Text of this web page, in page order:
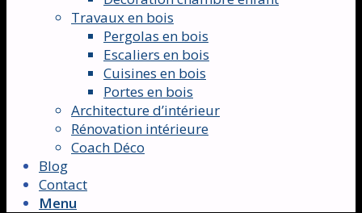
Travaux en bois
Pergolas en bois
Escaliers en bois
Cuisines en bois
Portes en bois
Architecture d’intérieur
Rénovation intérieure
Coach Déco
Blog
Contact
Menu